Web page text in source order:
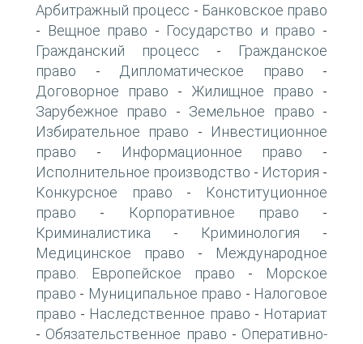
Арбитражный процесс - Банковское право
- Вещное право - Государство и право -
Гражданский процесс -
Гражданское
право - Дипломатическое право -
Договорное право - Жилищное право -
Зарубежное право - Земельное право -
Избирательное право -
Инвестиционное
право - Информационное право -
Исполнительное производство - История -
Конкурсное право -
Конституционное
право - Корпоративное право -
Криминалистика - Криминология -
Медицинское право -
Международное
право. Европейское право -
Морское
право - Муниципальное право - Налоговое
право - Наследственное право - Нотариат
- Обязательственное право - Оперативно-